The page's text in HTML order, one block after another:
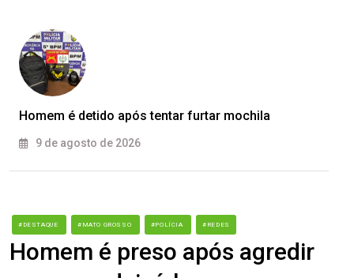
Homem é detido após tentar furtar mochila
9 de agosto de 2026
#DESTAQUE #MATO GROSSO #POLÍCIA #REDES
Homem é preso após agredir